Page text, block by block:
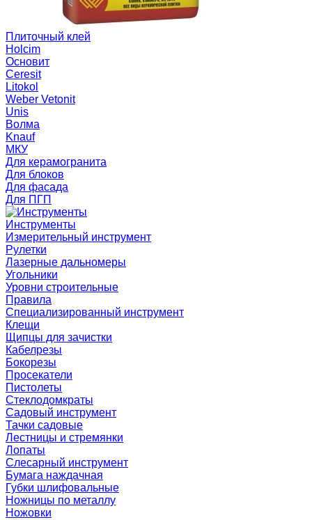
Плиточный клей
Holcim
Основит
Ceresit
Litokol
Weber Vetonit
Unis
Волма
Knauf
МКУ
Для керамогранита
Для блоков
Для фасада
Для ПГП
Инструменты
Измерительный инструмент
Рулетки
Лазерные дальномеры
Угольники
Уровни строительные
Правила
Специализированный инструмент
Клещи
Щипцы для зачистки
Кабелрезы
Бокорезы
Просекатели
Пистолеты
Стеклодомкраты
Садовый инструмент
Тачки садовые
Лестницы и стремянки
Лопаты
Слесарный инструмент
Бумага наждачная
Губки шлифовальные
Ножницы по металлу
Ножовки